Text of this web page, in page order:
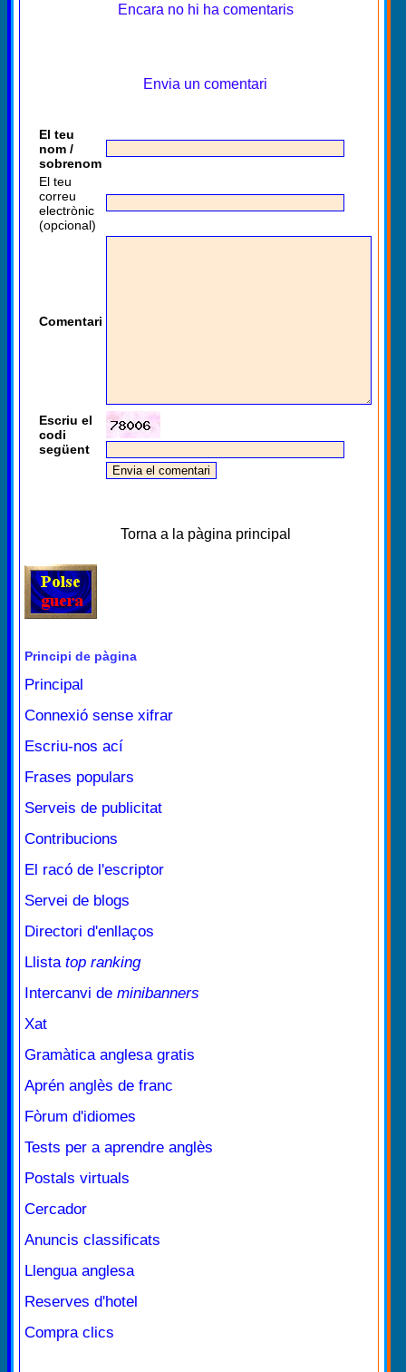
Encara no hi ha comentaris
Envia un comentari
El teu
nom /
sobrenom
El teu
correu
electrònic
(opcional)
Comentari
Escriu el
codi
següent
Torna a la pàgina principal
Principi de pàgina
Principal
Connexió sense xifrar
Escriu-nos ací
Frases populars
Serveis de publicitat
Contribucions
El racó de l'escriptor
Servei de blogs
Directori d'enllaços
Llista top ranking
Intercanvi de minibanners
Xat
Gramàtica anglesa gratis
Aprén anglès de franc
Fòrum d'idiomes
Tests per a aprendre anglès
Postals virtuals
Cercador
Anuncis classificats
Llengua anglesa
Reserves d'hotel
Compra clics